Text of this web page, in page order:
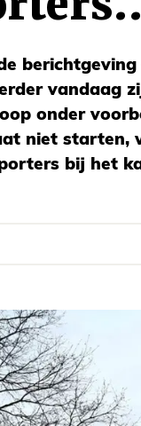
vandaag
onder
niet starten,
bij het